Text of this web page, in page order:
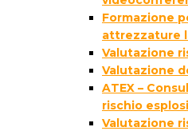
Formazione
attrezzature
Valutazione
Valutazione
ATEX –
rischio
Valutazione